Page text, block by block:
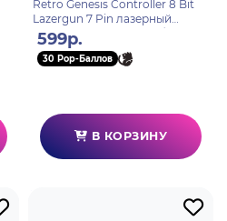
Retro Genesis Controller 8 Bit
Lazergun 7 Pin лазерный
пистолет проводной (без
упаковки)
599р.
30 Pop-Баллов
В КОРЗИНУ